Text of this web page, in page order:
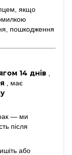
якщо
пошкодження
14 днів
, має
— ми
після
або